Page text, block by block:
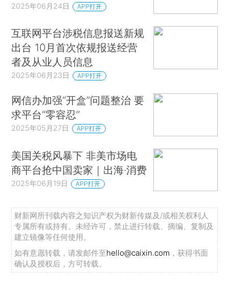
2025年06月24日 APP打开
互联网平台涉税信息报送新规
出台 10月首次依规报送经营
者及从业人员信息
2025年06月23日 APP打开
网信办加强“开盒”问题整治 要
求平台“零容忍”
2025年05月27日 APP打开
美国关税风暴下 非美市场电
商平台抢中国卖家｜出海·消费
2025年06月19日 APP打开
财新网所刊载内容之知识产权为财新传媒及/或相关权利人
专属所有或持有。未经许可，禁止进行转载、摘编、复制及
建立镜像等任何使用。
如有意愿转载，请发邮件至hello@caixin.com ，获得书面
确认及授权后，方可转载。